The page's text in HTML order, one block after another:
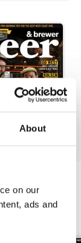
About
on our
ads and